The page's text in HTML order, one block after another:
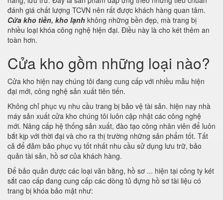
đánh giá chất lượng TCVN nên rất được khách hàng quan tâm.
Cửa kho tiền, kho lạnh không những bền đẹp, mà trang bị
nhiều loại khóa công nghệ hiện đại. Điều này là cho két thêm an
toàn hơn.
Cửa kho gồm những loại nào?
Cửa kho hiện nay chúng tôi đang cung cấp với nhiều mẫu hiện
đại mới, công nghệ sản xuất tiên tiến.
Không chỉ phục vụ nhu cầu trang bị bảo vệ tài sản. hiện nay nhà
máy sản xuất cửa kho chúng tôi luôn cập nhật các công nghệ
mới. Nâng cấp hệ thống sản xuất, đào tạo công nhân viên để luôn
bắt kịp với thời đại và cho ra thị trường những sản phẩm tốt. Tất
cả để đảm bảo phục vụ tốt nhất nhu cầu sử dụng lưu trữ, bảo
quản tài sản, hồ sơ của khách hàng.
Để bảo quản được các loại văn bằng, hồ sơ ... hiện tại công ty két
sắt cao cấp đang cung cấp các dòng tủ đựng hồ sơ tài liệu có
trang bị khóa bảo mật như: